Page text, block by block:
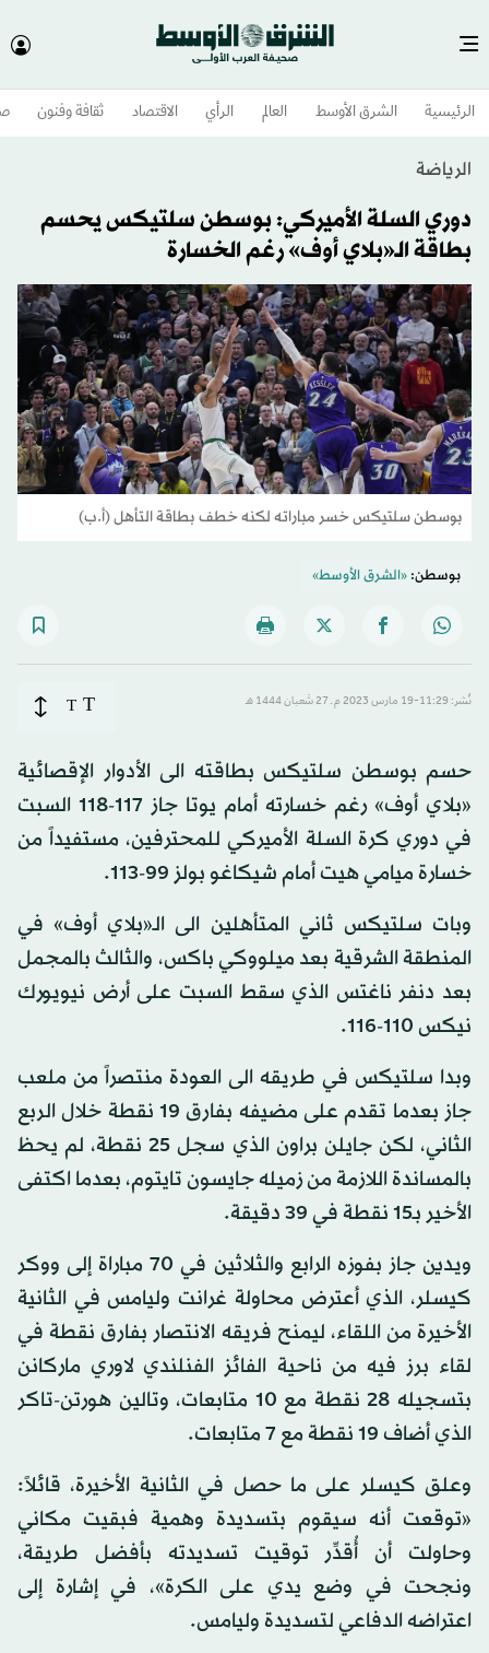
الرئيسية الشرق الأوسط​ العالم الرأي الاقتصاد ثقافة وفنون
الرياضة
دوري السلة الأميركي: بوسطن سلتيكس يحسم
بطاقة الـ«بلاي أوف» رغم الخسارة
بوسطن سلتيكس خسر مباراته لكنه خطف بطاقة التأهل (أ.ب)
بوسطن:«الشرق الأوسط»
نُشر: 11:29-19 مارس 2023 م ـ 27 شَعبان 1444 هـ T
T
حسم بوسطن سلتيكس بطاقته الى الأدوار الإقصائية
«بلاي أوف» رغم خسارته أمام يوتا جاز 117-118 السبت
في دوري كرة السلة الأميركي للمحترفين، مستفيداً من
خسارة ميامي هيت أمام شيكاغو بولز 99-113.
وبات سلتيكس ثاني المتأهلين الى الـ«بلاي أوف» في
المنطقة الشرقية بعد ميلووكي باكس، والثالث بالمجمل
بعد دنفر ناغتس الذي سقط السبت على أرض نيويورك
نيكس 110-116.
وبدا سلتيكس في طريقه الى العودة منتصراً من ملعب
جاز بعدما تقدم على مضيفه بفارق 19 نقطة خلال الربع
الثاني، لكن جايلن براون الذي سجل 25 نقطة، لم يحظ
بالمساندة اللازمة من زميله جايسون تايتوم، بعدما اكتفى
الأخير بـ15 نقطة في 39 دقيقة.
ويدين جاز بفوزه الرابع والثلاثين في 70 مباراة إلى ووكر
كيسلر، الذي أعترض محاولة غرانت وليامس في الثانية
الأخيرة من اللقاء، ليمنح فريقه الانتصار بفارق نقطة في
لقاء برز فيه من ناحية الفائز الفنلندي لاوري ماركانن
بتسجيله 28 نقطة مع 10 متابعات، وتالين هورتن-تاكر
الذي أضاف 19 نقطة مع 7 متابعات.
وعلق كيسلر على ما حصل في الثانية الأخيرة، قائلاً:
«توقعت أنه سيقوم بتسديدة وهمية فبقيت مكاني
وحاولت أن أُقدِّر توقيت تسديدته بأفضل طريقة،
ونجحت في وضع يدي على الكرة»، في إشارة إلى
اعتراضه الدفاعي لتسديدة وليامس.